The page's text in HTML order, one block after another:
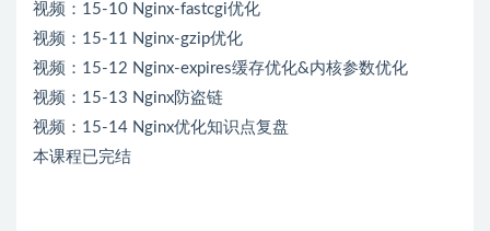
视频：15-10 Nginx-fastcgi优化
视频：15-11 Nginx-gzip优化
视频：15-12 Nginx-expires缓存优化&内核参数优化
视频：15-13 Nginx防盗链
视频：15-14 Nginx优化知识点复盘
本课程已完结